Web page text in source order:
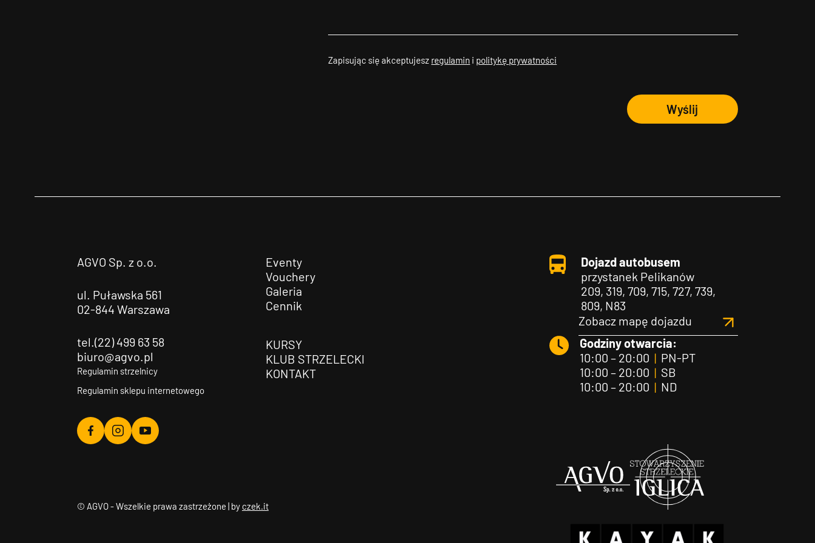
Zapisując się akceptujesz regulamin i politykę prywatności
Wyślij
AGVO Sp. z o.o.
ul. Puławska 561
02-844 Warszawa
tel.(22) 499 63 58
biuro@agvo.pl
Regulamin strzelnicy
Regulamin sklepu internetowego
Agvo
Agvo
Agvo
Eventy
Vouchery
Galeria
Cennik
KURSY
KLUB STRZELECKI
KONTAKT
Dojazd autobusem
przystanek Pelikanów
209, 319, 709, 715, 727, 739,
809, N83
Zobacz mapę dojazdu
Godziny otwarcia:
10:00 – 20:00 |PN-PT
10:00 – 20:00 |SB
10:00 – 20:00 |ND
© AGVO - Wszelkie prawa zastrzeżone | by czek.it
Agvo Iglica